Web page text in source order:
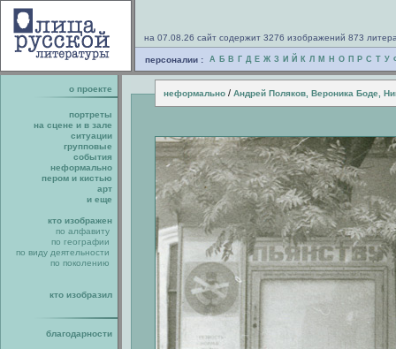
на 07.08.26 сайт содержит 3276 изображений 873
персоналии : А Б В Г Д Е Ж З И Й К Л М Н О П Р С Т У
о проекте неформально / Андрей Поляков, Вероника Боде,
портреты
на сцене и в зале
ситуации
групповые
события
неформально
пером и кистью
арт
и еще
кто изображен
по алфавиту
по географии
по виду деятельности
по поколению
кто изобразил
благодарности